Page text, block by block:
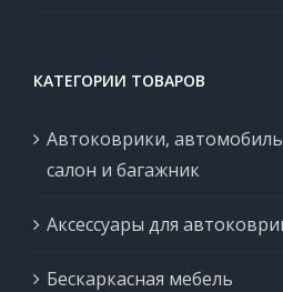
КАТЕГОРИИ ТОВАРОВ
Автоковрики,
салон и багажник
Аксессуары для
Бескаркасная мебель